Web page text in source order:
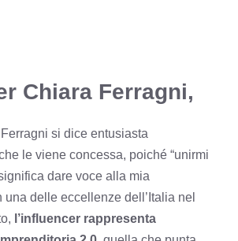
Chiara Ferragni,
si dice entusiasta
le viene concessa, poiché “unirmi
dare voce alla mia
delle eccellenze dell’Italia nel
l’influencer rappresenta